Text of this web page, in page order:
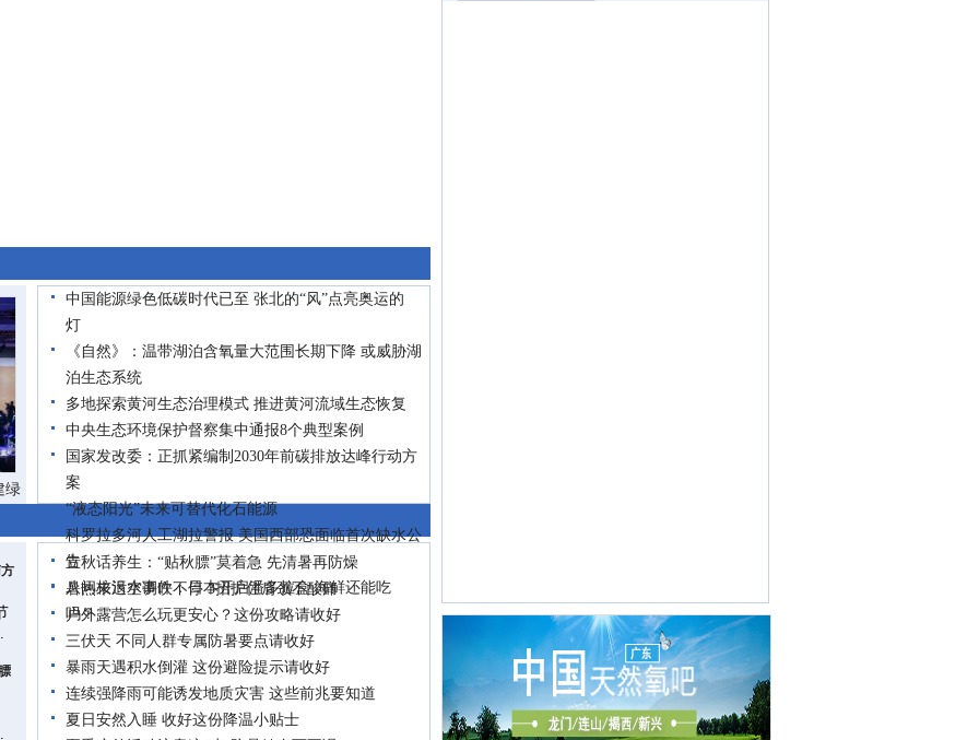
绿
中国能源绿色低碳时代已至 张北的“风”点亮奥运的
灯
《自然》：温带湖泊含氧量大范围长期下降 或威胁湖
泊生态系统
多地探索黄河生态治理模式 推进黄河流域生态恢复
中央生态环境保护督察集中通报8个典型案例
国家发改委：正抓紧编制2030年前碳排放达峰行动方
案
“液态阳光”未来可替代化石能源
科罗拉多河人工湖拉警报 美国西部恐面临首次缺水公
告
八问核污水事件：日本开启潘多拉盒 海鲜还能吃
吗？
立秋话养生：“贴秋膘”莫着急 先清暑再防燥
暑热未退空调吹不停 3招护住肩颈不酸痛
户外露营怎么玩更安心？这份攻略请收好
三伏天 不同人群专属防暑要点请收好
暴雨天遇积水倒灌 这份避险提示请收好
连续强降雨可能诱发地质灾害 这些前兆要知道
夏日安然入睡 收好这份降温小贴士